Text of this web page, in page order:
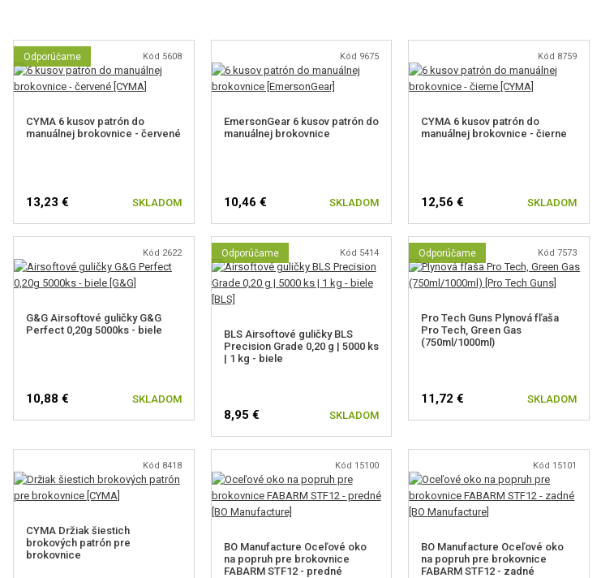
Odporúčame Kód 5608
CYMA 6 kusov patrón do
manuálnej brokovnice - červené
13,23 € SKLADOM
Kód 9675
EmersonGear 6 kusov patrón do
manuálnej brokovnice
10,46 € SKLADOM
Kód 8759
CYMA 6 kusov patrón do
manuálnej brokovnice - čierne
12,56 € SKLADOM
Kód 2622
G&G Airsoftové guličky G&G
Perfect 0,20g 5000ks - biele
10,88 € SKLADOM
Odporúčame Kód 5414
BLS Airsoftové guličky BLS
Precision Grade 0,20 g | 5000 ks
| 1 kg - biele
8,95 € SKLADOM
Odporúčame Kód 7573
Pro Tech Guns Plynová fľaša
Pro Tech, Green Gas
(750ml/1000ml)
11,72 € SKLADOM
Kód 8418
CYMA Držiak šiestich
brokových patrón pre
brokovnice
Kód 15100
BO Manufacture Oceľové oko
na popruh pre brokovnice
FABARM STF12 - predné
Kód 15101
BO Manufacture Oceľové oko
na popruh pre brokovnice
FABARM STF12 - zadné